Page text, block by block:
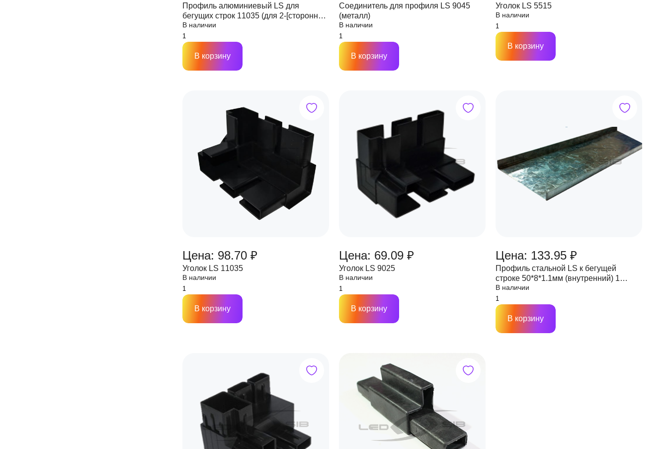
Профиль алюминиевый LS для
бегущих строк 11035 (для 2-[сторонних
бег. строк) 1 хлыст 3м (цена за м.)
В наличии
В корзину
Соединитель для профиля LS 9045
(металл)
В наличии
В корзину
Уголок LS 5515
В наличии
В корзину
Цена: 98.70 ₽
Уголок LS 11035
В наличии
В корзину
Цена: 69.09 ₽
Уголок LS 9025
В наличии
В корзину
Цена: 133.95 ₽
Профиль стальной LS к бегущей
строке 50*8*1.1мм (внутренний) 1
хлыст 3м (цена за м.)
В наличии
В корзину